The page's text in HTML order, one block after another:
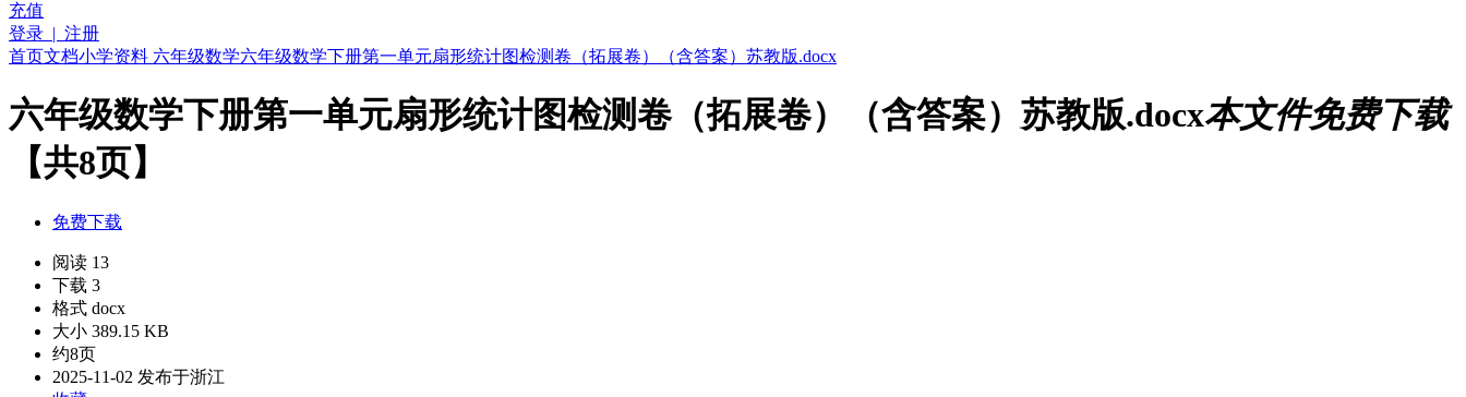
充值
登录 | 注册
首页文档小学资料 六年级数学六年级数学下册第一单元扇形统计图检测卷（拓展卷）（含答案）苏教版.docx
六年级数学下册第一单元扇形统计图检测卷（拓展卷）（含答案）苏教版.docx本文件免费下载
【共8页】
免费下载
阅读 13
下载 3
格式 docx
大小 389.15 KB
约8页
2025-11-02 发布于浙江